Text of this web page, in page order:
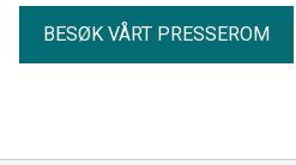
BESØK VÅRT PRESSEROM